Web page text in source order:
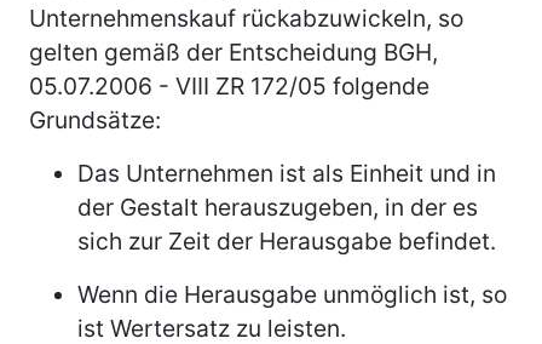
Unternehmenskauf rückabzuwickeln, so
gelten gemäß der Entscheidung BGH,
05.07.2006 - VIII ZR 172/05 folgende
Grundsätze:
Das Unternehmen ist als Einheit und in
der Gestalt herauszugeben, in der es
sich zur Zeit der Herausgabe befindet.
Wenn die Herausgabe unmöglich ist, so
ist Wertersatz zu leisten.